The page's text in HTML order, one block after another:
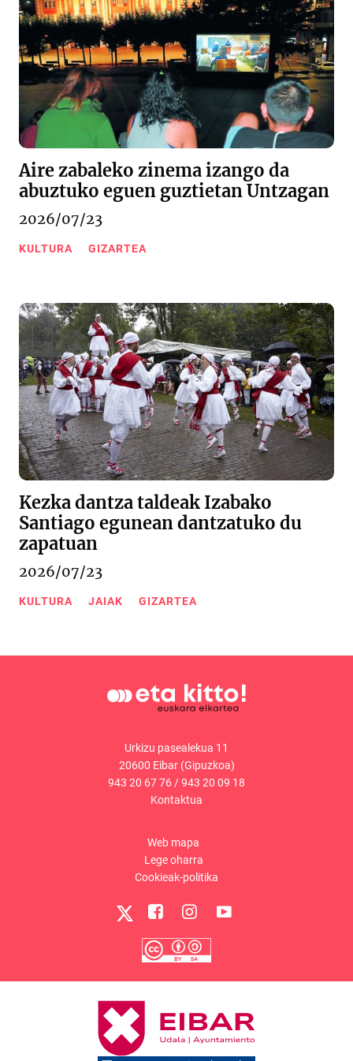
Aire zabaleko zinema izango da
abuztuko eguen guztietan Untzagan
2026/07/23
KULTURA GIZARTEA
Kezka dantza taldeak Izabako
Santiago egunean dantzatuko du
zapatuan
2026/07/23
KULTURA JAIAK GIZARTEA
Urkizu pasealekua 11
20600 Eibar (Gipuzkoa)
943 20 67 76/943 20 09 18
Kontaktua
Web mapa
Lege oharra
Cookieak-politika